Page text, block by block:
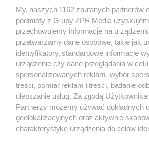
Żaden utwór zamieszczony w serwisie nie może
rozpowszechniany lub dalej rozpowszechniany w
tym także elektroniczny lub mechaniczny) na
eksploatacji w jakiejkolwiek formie, włącznie z
Internecie bez pisemnej zgody właściciela praw.
wykorzystanie utworów w całości lub w części z
tzn. bez właściwej zgody, jest zabronione pod
ścigane prawnie.
My, naszych 1162 zaufanych partnerów
podmioty z Grupy ZPR Media
przechowujemy informacje na
przetwarzamy dane osobowe, takie jak
identyfikatory, standardowe informacje
urządzenie czy dane przeglądania w
spersonalizowanych reklam, wybór
treści, pomiar reklam i treści, badanie
ulepszanie usług. Za zgodą
Partnerzy możemy używać dokładnych
geolokalizacyjnych oraz aktywnie
charakterystykę urządzenia do celów